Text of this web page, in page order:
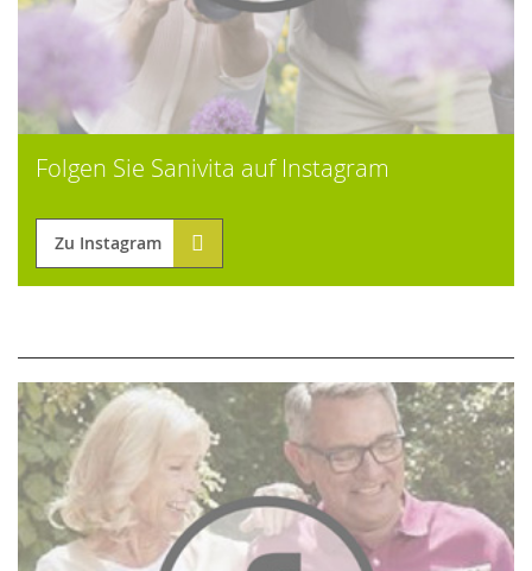
Folgen Sie Sanivita auf Instagram
Zu Instagram